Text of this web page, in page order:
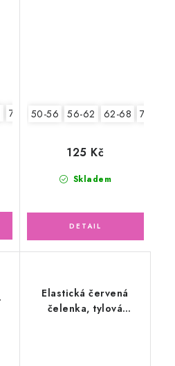
74-8650-56 56-62 62-68 74-86
Skladem
125 Kč
Elastická červená
čelenka, tylová